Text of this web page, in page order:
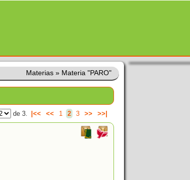
Materias » Materia "PARO"
de 3. |<< << 1 2 3 >> >>|